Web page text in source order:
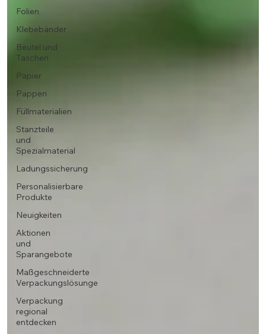
Folien
Klebebänder
Beutel und
Taschen
Papier
Pappen
Füllmaterialien
Stanzteile
und
Spezialmaterial
Ladungssicherung
Personalisierbare
Produkte
Neuigkeiten
Aktionen
und
Sparangebote
Maßgeschneiderte
Verpackungslösunge
Verpackung
regional
entdecken